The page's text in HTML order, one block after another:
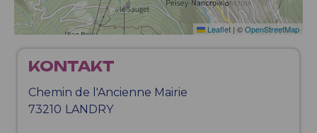
Leaflet | ©OpenStreetMap
KONTAKT
Chemin de l'Ancienne Mairie
73210 LANDRY